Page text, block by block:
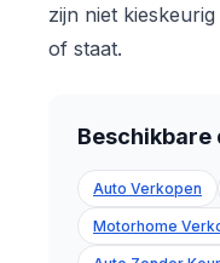
zijn niet
of staat.
Beschikbare
Auto Verkopen
Motorhome